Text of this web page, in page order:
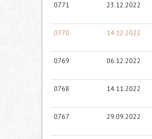
0771 23.12.2022
0770 14.12.2022
0769 06.12.2022
0768 14.11.2022
0767 29.09.2022